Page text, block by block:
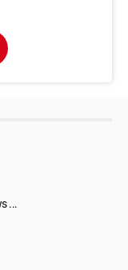
...